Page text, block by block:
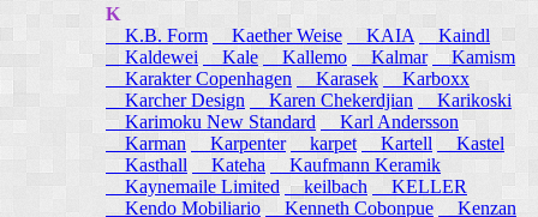
K
K.B. Form
Kaether Weise KAIA
Kaindl
Kaldewei
Kale Kallemo Kalmar
Kamism
Karakter Copenhagen
Karasek
Karboxx
Karcher Design
Karen Chekerdjian
Karikoski
Karimoku New Standard
Karl Andersson
Karman
Karpenter karpet Kartell
Kastel
Kasthall
Kateha
Kaufmann Keramik
Kaynemaile Limited keilbach
KELLER
Kendo Mobiliario
Kenneth Cobonpue
Kenzan